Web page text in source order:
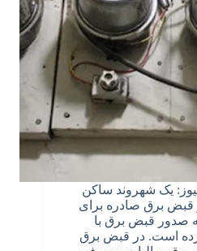
یک شهروند ساکن
قبض برق صادره برای
صدور قبض برق با
است. در قبض برق